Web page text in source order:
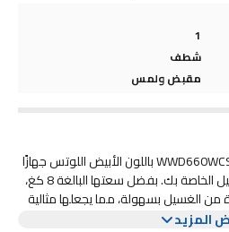
1
شطف
مقبض ولمس
تعد غسالة ميلا بتحميل أمامي WWD660WCS باللون الأبيض اللوتس جهازًا
أنيقًا وفعالًا لتلبية احتياجات الغسيل الخاصة بك. بفضل سعتها البالغة 8 كغ،
من الغسيل بسهولة، مما يجعلها مثالية
غسيل ثقيلة.مما يضمن تنظيفًا شاملاً بينماالمزيد